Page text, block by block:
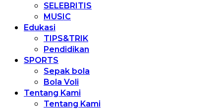
SELEBRITIS
MUSIC
Edukasi
TIPS&TRIK
Pendidikan
SPORTS
Sepak bola
Bola Voli
Tentang Kami
Tentang Kami